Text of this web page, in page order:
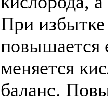
При избытке
повышается
меняется
баланс.